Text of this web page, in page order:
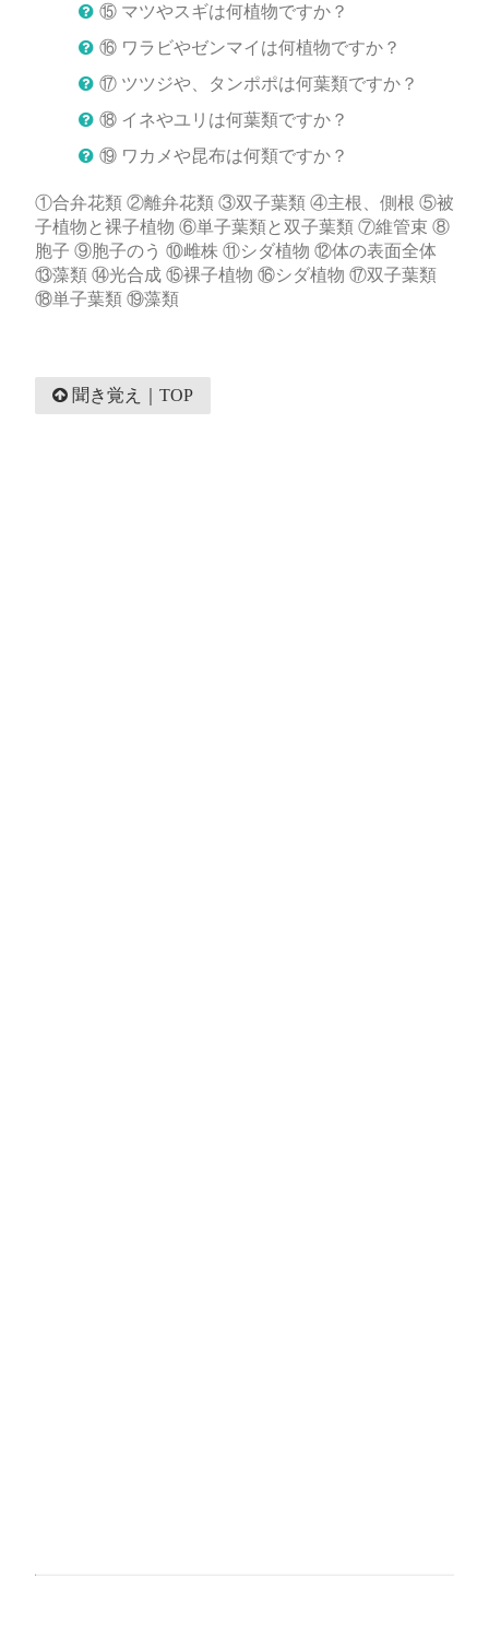
⑮ マツやスギは何植物ですか？
⑯ ワラビやゼンマイは何植物ですか？
⑰ ツツジや、タンポポは何葉類ですか？
⑱ イネやユリは何葉類ですか？
⑲ ワカメや昆布は何類ですか？
①合弁花類 ②離弁花類 ③双子葉類 ④主根、側根 ⑤被
子植物と裸子植物 ⑥単子葉類と双子葉類 ⑦維管束 ⑧
胞子 ⑨胞子のう ⑩雌株 ⑪シダ植物 ⑫体の表面全体
⑬藻類 ⑭光合成 ⑮裸子植物 ⑯シダ植物 ⑰双子葉類
⑱単子葉類 ⑲藻類
聞き覚え｜TOP